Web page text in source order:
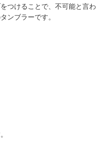
つけることで、不可能と言わ
ンブラーです。